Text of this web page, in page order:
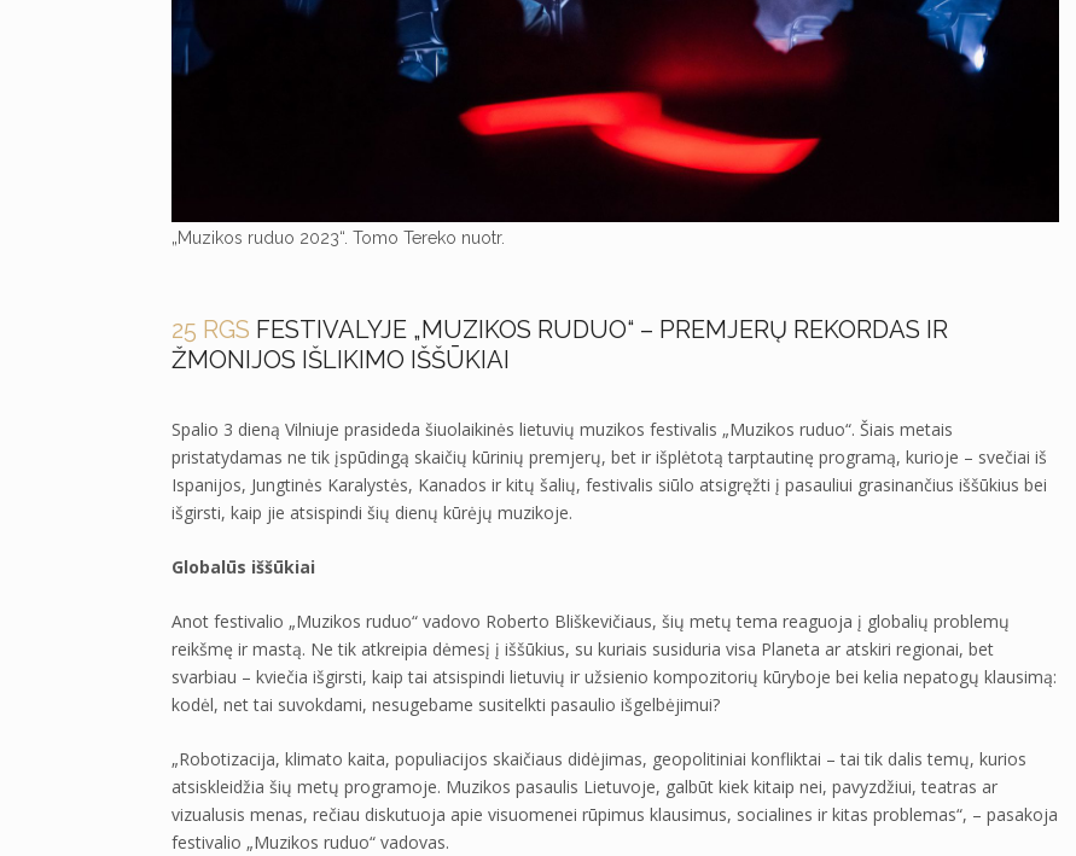
„Muzikos ruduo 2023“. Tomo Tereko nuotr.
25 RGS FESTIVALYJE „MUZIKOS RUDUO“ – PREMJERŲ REKORDAS IR
ŽMONIJOS IŠLIKIMO IŠŠŪKIAI
Spalio 3 dieną Vilniuje prasideda šiuolaikinės lietuvių muzikos festivalis „Muzikos ruduo“. Šiais metais
pristatydamas ne tik įspūdingą skaičių kūrinių premjerų, bet ir išplėtotą tarptautinę programą, kurioje – svečiai iš
Ispanijos, Jungtinės Karalystės, Kanados ir kitų šalių, festivalis siūlo atsigręžti į pasauliui grasinančius iššūkius bei
išgirsti, kaip jie atsispindi šių dienų kūrėjų muzikoje.
Globalūs iššūkiai
Anot festivalio „Muzikos ruduo“ vadovo Roberto Bliškevičiaus, šių metų tema reaguoja į globalių problemų
reikšmę ir mastą. Ne tik atkreipia dėmesį į iššūkius, su kuriais susiduria visa Planeta ar atskiri regionai, bet
svarbiau – kviečia išgirsti, kaip tai atsispindi lietuvių ir užsienio kompozitorių kūryboje bei kelia nepatogų klausimą:
kodėl, net tai suvokdami, nesugebame susitelkti pasaulio išgelbėjimui?
„Robotizacija, klimato kaita, populiacijos skaičiaus didėjimas, geopolitiniai konfliktai – tai tik dalis temų, kurios
atsiskleidžia šių metų programoje. Muzikos pasaulis Lietuvoje, galbūt kiek kitaip nei, pavyzdžiui, teatras ar
vizualusis menas, rečiau diskutuoja apie visuomenei rūpimus klausimus, socialines ir kitas problemas“, – pasakoja
festivalio „Muzikos ruduo“ vadovas.